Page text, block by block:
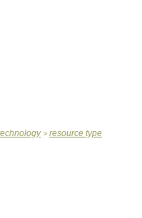
> resource type